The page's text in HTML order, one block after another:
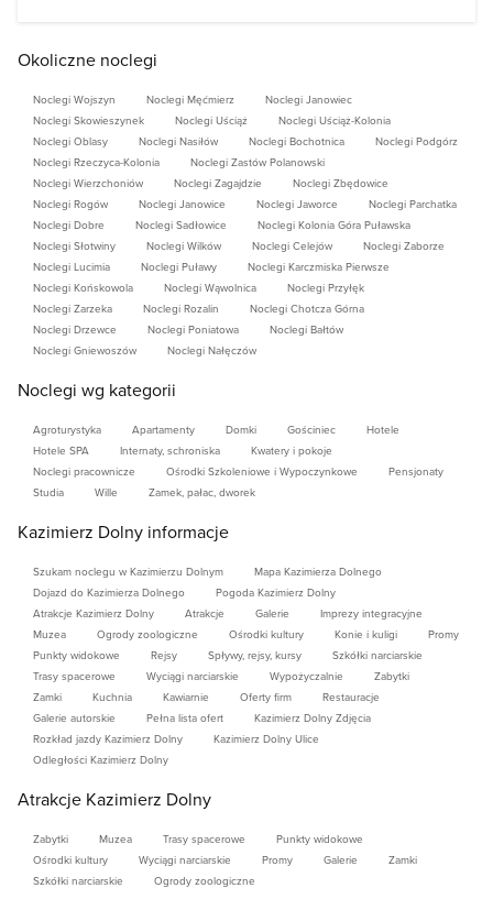
Okoliczne noclegi
Noclegi Wojszyn Noclegi Męćmierz
Noclegi Janowiec
Noclegi Skowieszynek
Noclegi Uściąż
Noclegi Uściąż-Kolonia
Noclegi Oblasy
Noclegi Nasiłów Noclegi Bochotnica
Noclegi Podgórz
Noclegi Rzeczyca-Kolonia
Noclegi Zastów Polanowski
Noclegi Wierzchoniów
Noclegi Zagajdzie
Noclegi Zbędowice
Noclegi Rogów
Noclegi Janowice Noclegi Jaworce
Noclegi Parchatka
Noclegi Dobre
Noclegi Sadłowice
Noclegi Kolonia Góra Puławska
Noclegi Słotwiny
Noclegi Wilków Noclegi Celejów
Noclegi Zaborze
Noclegi Lucimia
Noclegi Puławy
Noclegi Karczmiska Pierwsze
Noclegi Końskowola
Noclegi Wąwolnica
Noclegi Przyłęk
Noclegi Zarzeka
Noclegi Rozalin
Noclegi Chotcza Górna
Noclegi Drzewce
Noclegi Poniatowa
Noclegi Bałtów
Noclegi Gniewoszów
Noclegi Nałęczów
Noclegi wg kategorii
Agroturystyka Apartamenty Domki Gościniec
Hotele
Hotele SPA
Internaty, schroniska
Kwatery i pokoje
Noclegi pracownicze
Ośrodki Szkoleniowe i Wypoczynkowe
Pensjonaty
Studia
Wille Zamek, pałac, dworek
Kazimierz Dolny informacje
Szukam noclegu w Kazimierzu Dolnym
Mapa Kazimierza Dolnego
Dojazd do Kazimierza Dolnego
Pogoda Kazimierz Dolny
Atrakcje Kazimierz Dolny
Atrakcje Galerie
Imprezy integracyjne
Muzea
Ogrody zoologiczne Ośrodki kultury Konie i kuligi
Promy
Punkty widokowe
Rejsy Spływy, rejsy, kursy
Szkółki narciarskie
Trasy spacerowe
Wyciągi narciarskie Wypożyczalnie
Zabytki
Zamki
Kuchnia Kawiarnie Oferty firm
Restauracje
Galerie autorskie
Pełna lista ofert
Kazimierz Dolny Zdjęcia
Rozkład jazdy Kazimierz Dolny
Kazimierz Dolny Ulice
Odległości Kazimierz Dolny
Atrakcje Kazimierz Dolny
Zabytki Muzea Trasy spacerowe
Punkty widokowe
Ośrodki kultury
Wyciągi narciarskie Promy Galerie
Zamki
Szkółki narciarskie
Ogrody zoologiczne